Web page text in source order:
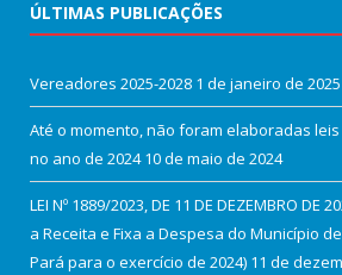
ÚLTIMAS PUBLICAÇÕES
Vereadores 2025-2028 1 de janeiro de 2025
Até o momento, não foram elaboradas
no ano de 2024 10 de maio de 2024
LEI Nº 1889/2023, DE 11 DE DEZEMBRO DE
a Receita e Fixa a Despesa do Município
Pará para o exercício de 2024) 11 de